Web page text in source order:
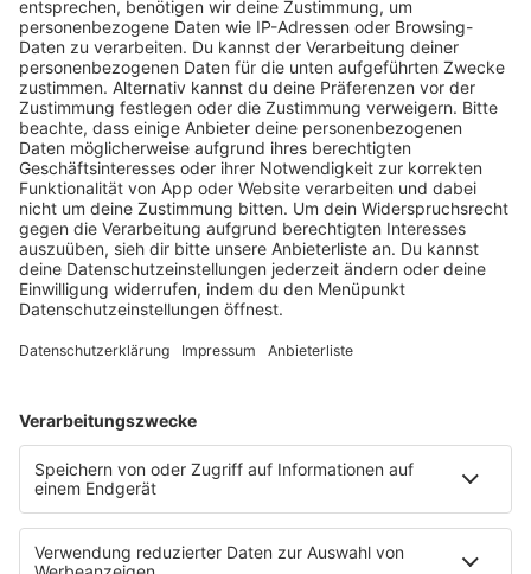
HOME
RADIOS
barba radio
Lagerfeuer
Füße hoch
Schmusekatze
Song Contest
Mädelsabend
Ich hasse Sport
Sonntag Morgen
Strandbar
Putzfimmel
Deutschpop
Deutsche Liebeslieder